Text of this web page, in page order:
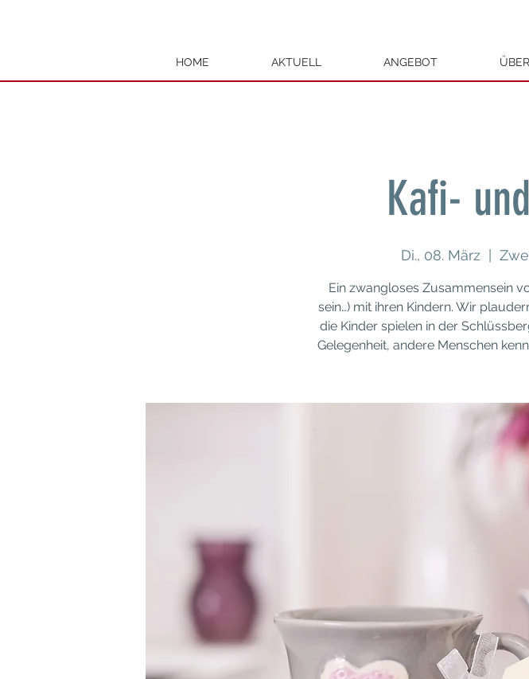
HOME AKTUELL ANGEBOT
Kafi-
Di., 08. März
Ein zwangloses Zusammensein
sein…) mit ihren Kindern. Wir
die Kinder spielen in der
Gelegenheit, andere Menschen